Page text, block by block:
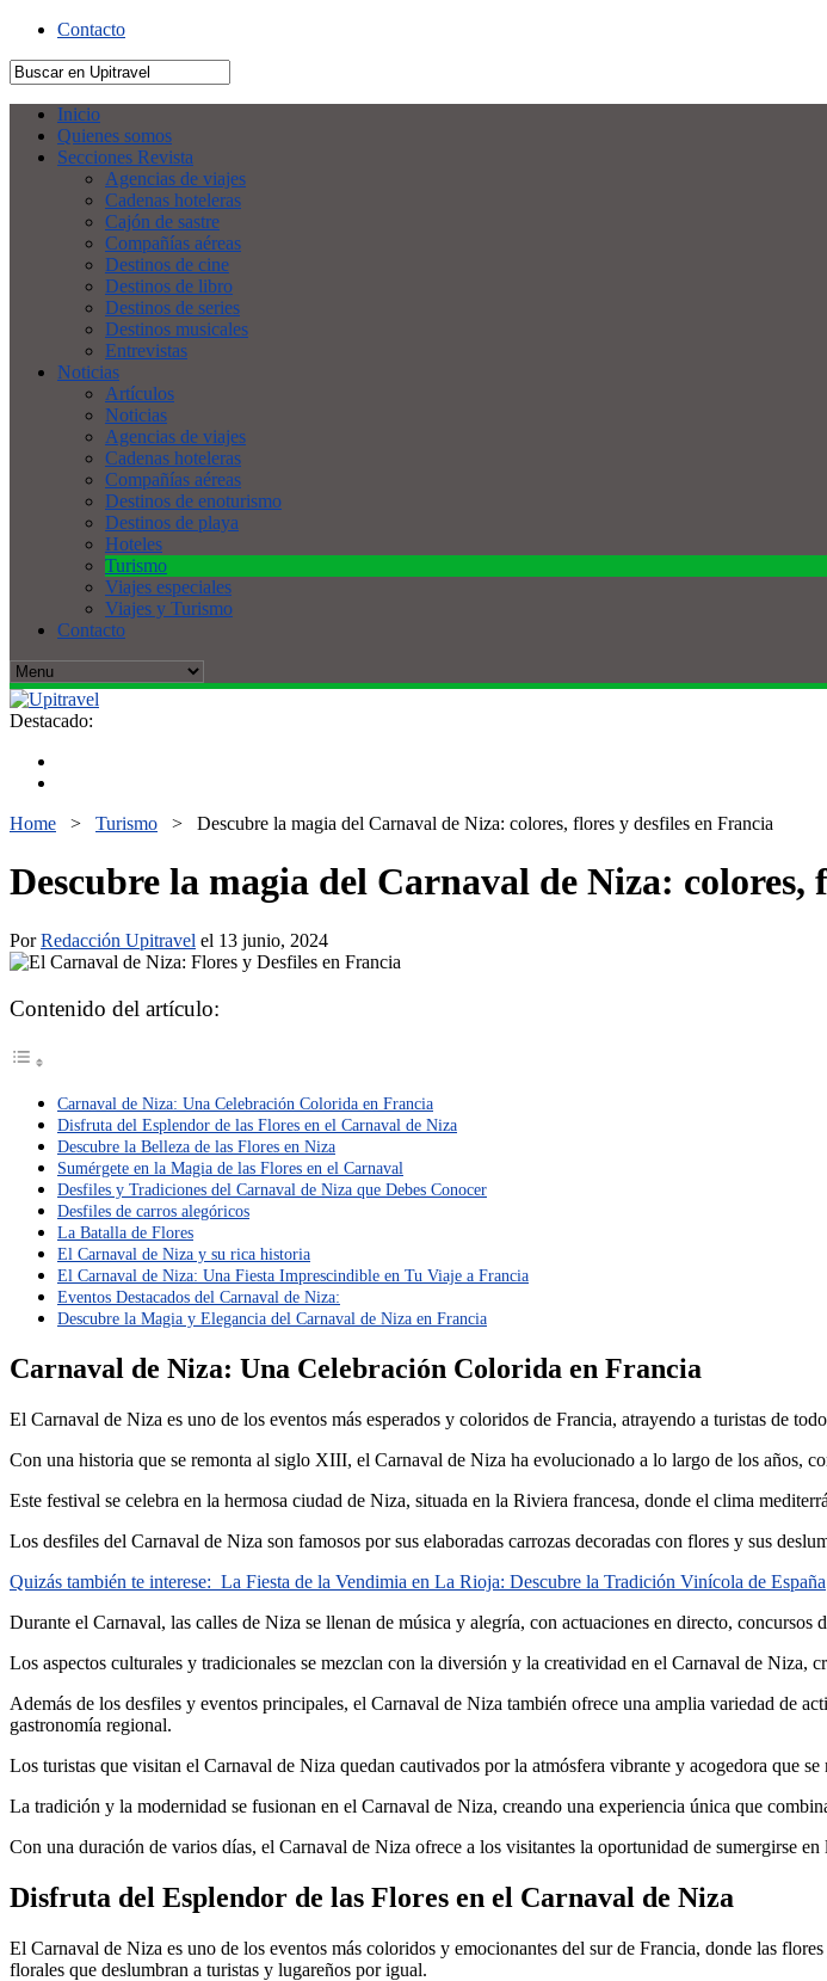
Contacto
Inicio
Quienes somos
Secciones Revista
Agencias de viajes
Cadenas hoteleras
Cajón de sastre
Compañías aéreas
Destinos de cine
Destinos de libro
Destinos de series
Destinos musicales
Entrevistas
Noticias
Artículos
Noticias
Agencias de viajes
Cadenas hoteleras
Compañías aéreas
Destinos de enoturismo
Destinos de playa
Hoteles
Turismo
Viajes especiales
Viajes y Turismo
Contacto
Destacado:
Home > Turismo > Descubre la magia del Carnaval de Niza: colores, flores y desfiles en Francia
Descubre la magia del Carnaval de Niza: colores,
PorRedacción Upitravel el 13 junio, 2024
Contenido del artículo:
Carnaval de Niza: Una Celebración Colorida en Francia
Disfruta del Esplendor de las Flores en el Carnaval de Niza
Descubre la Belleza de las Flores en Niza
Sumérgete en la Magia de las Flores en el Carnaval
Desfiles y Tradiciones del Carnaval de Niza que Debes Conocer
Desfiles de carros alegóricos
La Batalla de Flores
El Carnaval de Niza y su rica historia
El Carnaval de Niza: Una Fiesta Imprescindible en Tu Viaje a Francia
Eventos Destacados del Carnaval de Niza:
Descubre la Magia y Elegancia del Carnaval de Niza en Francia
Carnaval de Niza: Una Celebración Colorida en Francia
El Carnaval de Niza es uno de los eventos más esperados y coloridos de Francia, atrayendo a turistas de
Con una historia que se remonta al siglo XIII, el Carnaval de Niza ha evolucionado a lo largo de los años,
Este festival se celebra en la hermosa ciudad de Niza, situada en la Riviera francesa, donde el clima
Los desfiles del Carnaval de Niza son famosos por sus elaboradas carrozas decoradas con flores y sus
Quizás también te interese: La Fiesta de la Vendimia en La Rioja: Descubre la Tradición Vinícola de España
Durante el Carnaval, las calles de Niza se llenan de música y alegría, con actuaciones en directo, concursos
Los aspectos culturales y tradicionales se mezclan con la diversión y la creatividad en el Carnaval de Niza,
Además de los desfiles y eventos principales, el Carnaval de Niza también ofrece una amplia variedad de
gastronomía regional.
Los turistas que visitan el Carnaval de Niza quedan cautivados por la atmósfera vibrante y acogedora que
La tradición y la modernidad se fusionan en el Carnaval de Niza, creando una experiencia única que
Con una duración de varios días, el Carnaval de Niza ofrece a los visitantes la oportunidad de sumergirse
Disfruta del Esplendor de las Flores en el Carnaval de Niza
El Carnaval de Niza es uno de los eventos más coloridos y emocionantes del sur de Francia, donde las
florales que deslumbran a turistas y lugareños por igual.